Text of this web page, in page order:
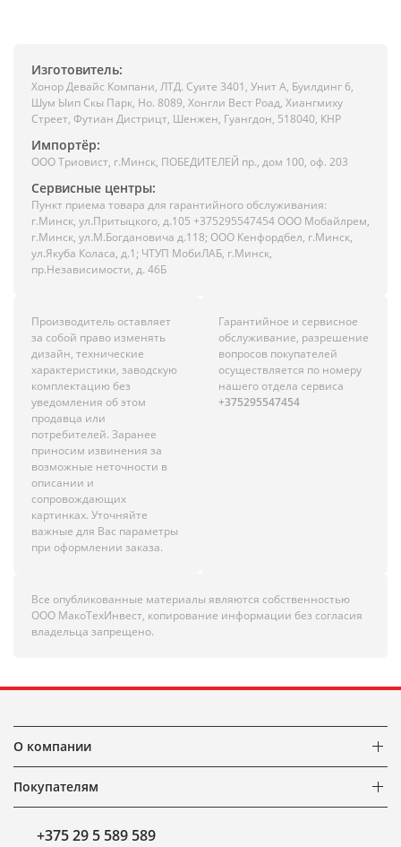
Изготовитель:
Хонор Девайс Компани, ЛТД. Суите 3401, Унит A, Буилдинг 6,
Шум Ыип Скы Парк, Но. 8089, Хонгли Вест Роад, Xиангмиху
Стреет, Футиан Дистрицт, Шенжен, Гуангдон, 518040, КНР
Импортёр:
ООО Триовист, г.Минск, ПОБЕДИТЕЛЕЙ пр., дом 100, оф. 203
Сервисные центры:
Пункт приема товара для гарантийного обслуживания:
г.Минск, ул.Притыцкого, д.105 +375295547454 ООО Мобайлрем,
г.Минск, ул.М.Богдановича д.118; ООО Кенфордбел, г.Минск,
ул.Якуба Коласа, д.1; ЧТУП МобиЛАБ, г.Минск,
пр.Независимости, д. 46Б
Производитель оставляет
за собой право изменять
дизайн, технические
характеристики, заводскую
комплектацию без
уведомления об этом
продавца или
потребителей. Заранее
приносим извинения за
возможные неточности в
описании и
сопровождающих
картинках. Уточняйте
важные для Вас параметры
при оформлении заказа.
Гарантийное и сервисное
обслуживание, разрешение
вопросов покупателей
осуществляется по номеру
нашего отдела сервиса
+375295547454
Все опубликованные материалы являются собственностью
ООО МакоТехИнвест, копирование информации без согласия
владельца запрещено.
О компании
Покупателям
+375 29 5 589 589